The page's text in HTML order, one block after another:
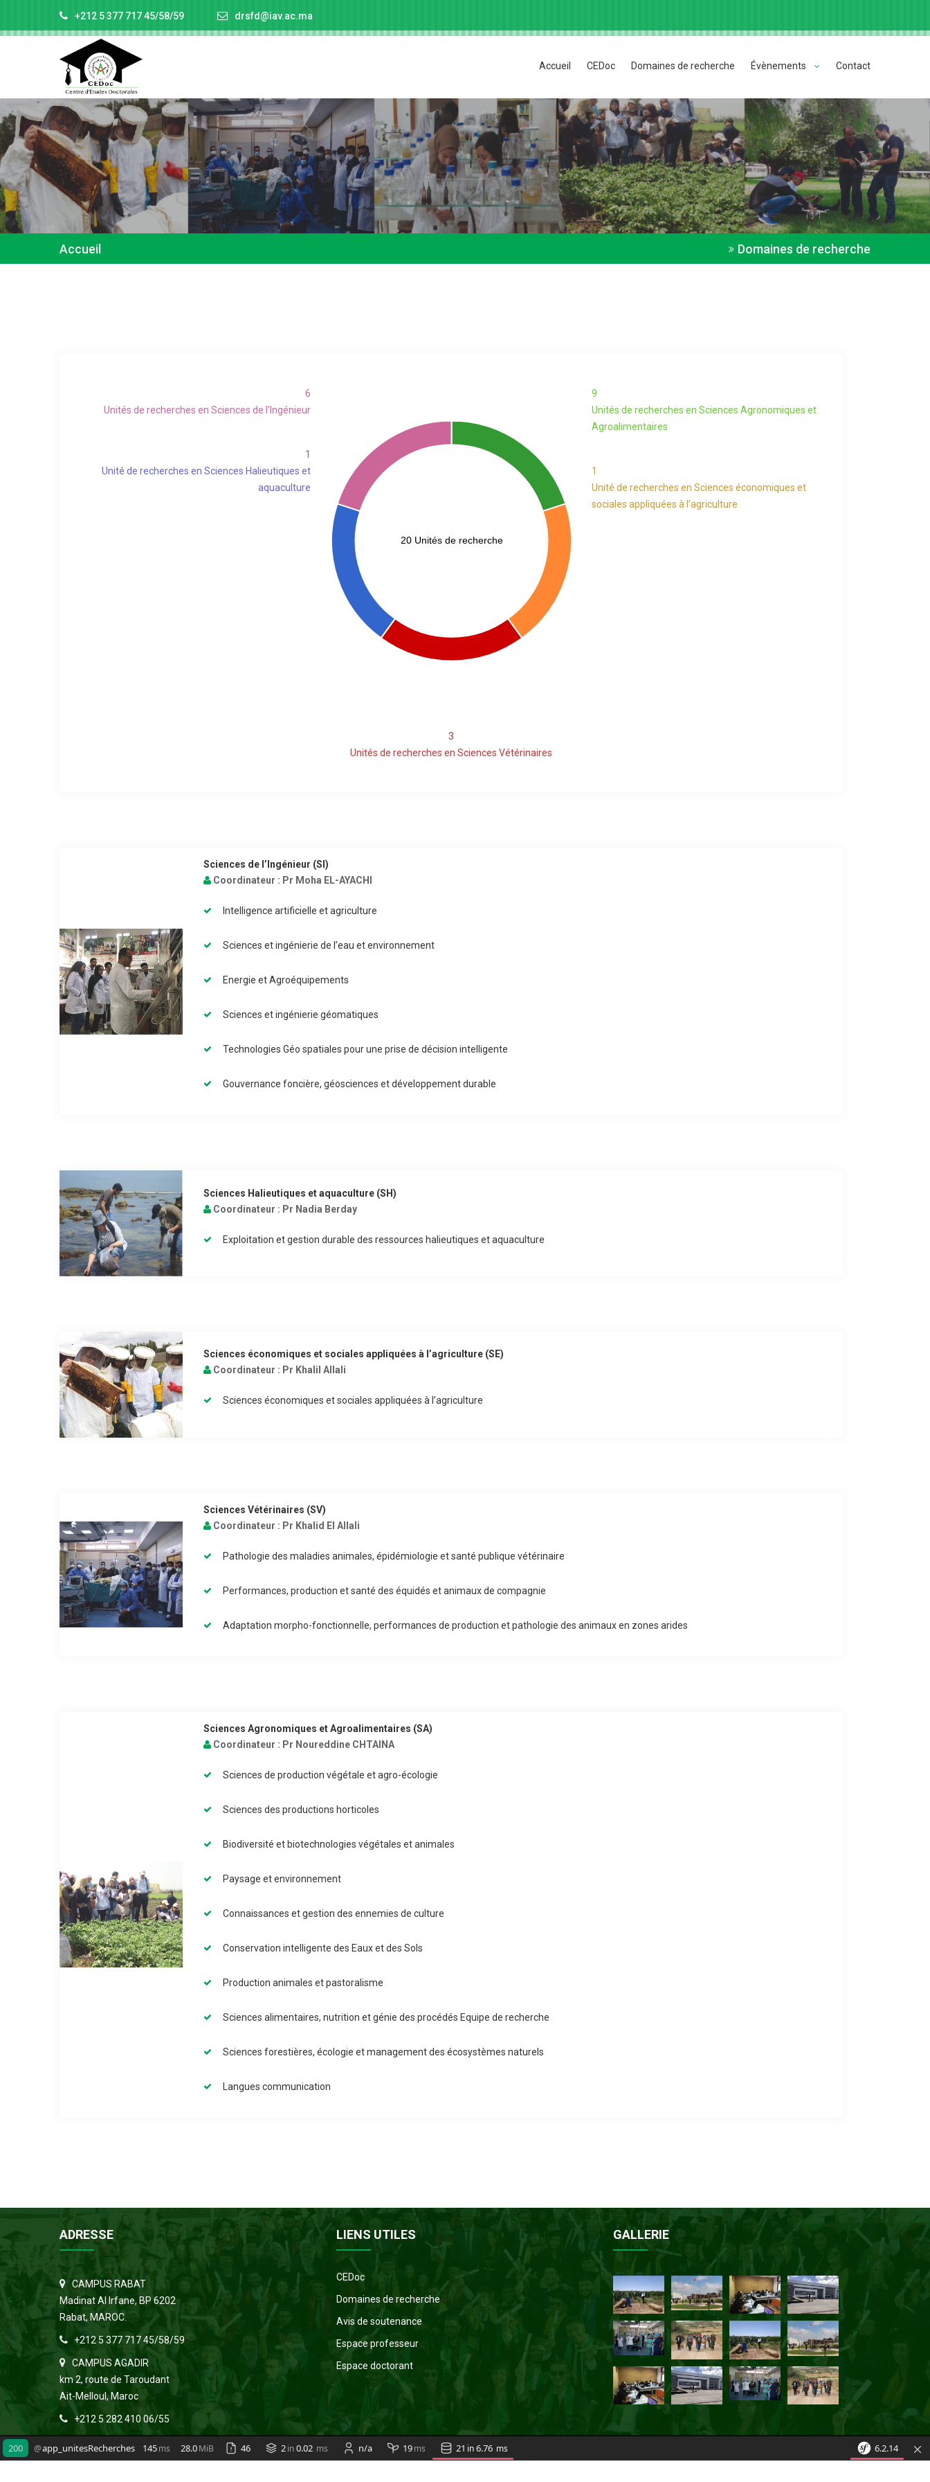
+212 5 377 717 45/58/59 drsfd@iav.ac.ma
Accueil CEDoc Domaines de recherche Évènements Contact
Accueil Domaines de recherche
6
Unités de recherches en Sciences de l’Ingénieur
1
Unité de recherches en Sciences Halieutiques et
aquaculture
3
Unités de recherches en Sciences Vétérinaires
9
Unités de recherches en Sciences Agronomiques et
Agroalimentaires
1
Unité de recherches en Sciences économiques et
sociales appliquées à l’agriculture
Sciences de l’Ingénieur (SI)
Coordinateur : Pr Moha EL-AYACHI
Intelligence artificielle et agriculture
Sciences et ingénierie de l’eau et environnement
Energie et Agroéquipements
Sciences et ingénierie géomatiques
Technologies Géo spatiales pour une prise de décision intelligente
Gouvernance foncière, géosciences et développement durable
Sciences Halieutiques et aquaculture (SH)
Coordinateur : Pr Nadia Berday
Exploitation et gestion durable des ressources halieutiques et aquaculture
Sciences économiques et sociales appliquées à l’agriculture (SE)
Coordinateur : Pr Khalil Allali
Sciences économiques et sociales appliquées à l’agriculture
Sciences Vétérinaires (SV)
Coordinateur : Pr Khalid El Allali
Pathologie des maladies animales, épidémiologie et santé publique vétérinaire
Performances, production et santé des équidés et animaux de compagnie
Adaptation morpho-fonctionnelle, performances de production et pathologie des animaux en zones arides
Sciences Agronomiques et Agroalimentaires (SA)
Coordinateur : Pr Noureddine CHTAINA
Sciences de production végétale et agro-écologie
Sciences des productions horticoles
Biodiversité et biotechnologies végétales et animales
Paysage et environnement
Connaissances et gestion des ennemies de culture
Conservation intelligente des Eaux et des Sols
Production animales et pastoralisme
Sciences alimentaires, nutrition et génie des procédés Equipe de recherche
Sciences forestières, écologie et management des écosystèmes naturels
Langues communication
ADRESSE
CAMPUS RABAT
Madinat Al Irfane, BP 6202
Rabat, MAROC.
+212 5 377 717 45/58/59
CAMPUS AGADIR
km 2, route de Taroudant
Ait-Melloul, Maroc
+212 5 282 410 06/55
LIENS UTILES
CEDoc
Domaines de recherche
Avis de soutenance
Espace professeur
Espace doctorant
GALLERIE
200 @app_unitesRecherches 145ms 28.0MiB 46 2in0.02 ms n/a 19ms 21 in6.76 ms 6.2.14